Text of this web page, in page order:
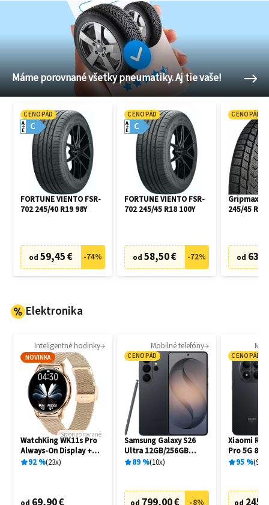
Máme porovnané všetky pneumatiky. Aj tie vaše!
CENOPÁD
C
A
E
FORTUNE VIENTO FSR-
702 245/40 R19 98Y
od 59,45 € -74%
CENOPÁD
C
A
E
FORTUNE VIENTO FSR-
702 245/45 R18 100Y
od 58,50 € -72%
CENOPÁD
Gripmax
245/45 R18
od
Elektronika
Inteligentné hodinky
NOVINKA
Sponzorované
WatchKing WK11s Pro
Always-On Display +
Extra remienok
92% 23x
Mobilné telefóny
CENOPÁD
Samsung Galaxy S26
Ultra 12GB/256GB
S948B Black
89% 10x
-8%
CENOPÁD
Xiaomi
Pro 5G
Black
95% 94